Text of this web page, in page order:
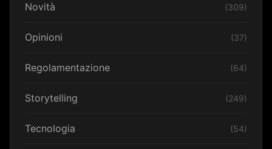
Novità (309)
Opinioni (37)
Regolamentazione (64)
Storytelling (249)
Tecnologia (54)